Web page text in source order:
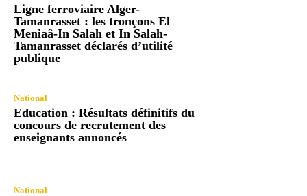
Ligne ferroviaire Alger-
Tamanrasset : les tronçons El
Meniaâ-In Salah et In Salah-
Tamanrasset déclarés d’utilité
publique
National
Education : Résultats définitifs du
concours de recrutement des
enseignants annoncés
National